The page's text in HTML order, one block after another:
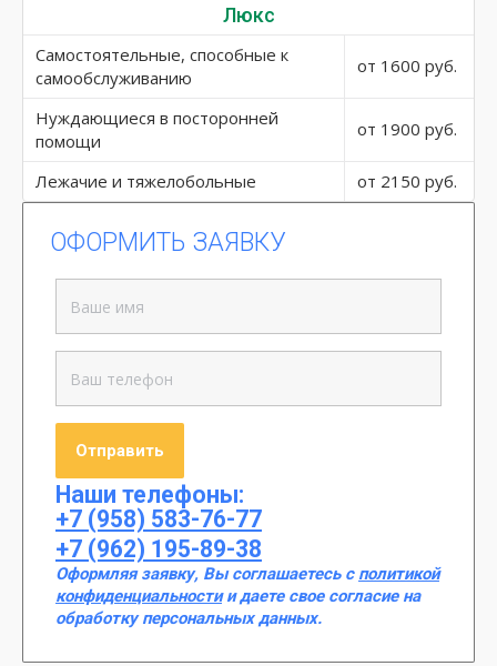
Люкс
Самостоятельные, способные к
самообслуживанию
от 1600 руб.
Нуждающиеся в посторонней
помощи
от 1900 руб.
Лежачие и тяжелобольные от 2150 руб.
ОФОРМИТЬ ЗАЯВКУ
Наши телефоны:
+7 (958) 583-76-77
+7 (962) 195-89-38
Оформляя заявку, Вы соглашаетесь с политикой
конфиденциальностии даете свое согласие на
обработку персональных данных.